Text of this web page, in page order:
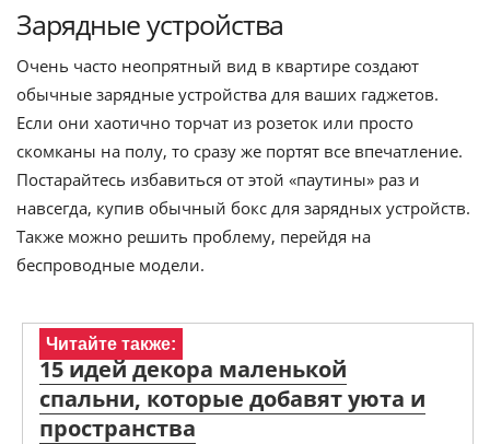
Зарядные устройства
Очень часто неопрятный вид в квартире создают
обычные зарядные устройства для ваших гаджетов.
Если они хаотично торчат из розеток или просто
скомканы на полу, то сразу же портят все впечатление.
Постарайтесь избавиться от этой «паутины» раз и
навсегда, купив обычный бокс для зарядных устройств.
Также можно решить проблему, перейдя на
беспроводные модели.
Читайте также:
15 идей декора маленькой
спальни, которые добавят уюта и
пространства